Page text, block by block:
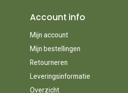
Account info
Mijn account
Mijn bestellingen
Retourneren
Leveringsinformatie
Overzicht